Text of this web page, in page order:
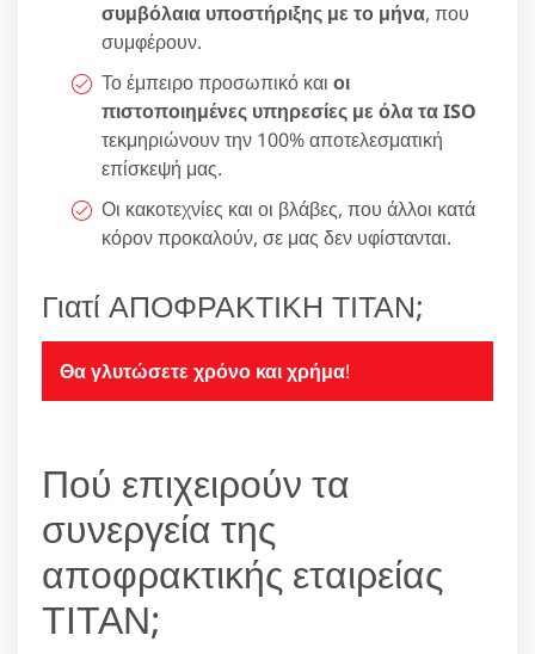
συμβόλαια υποστήριξης με το μήνα, που
συμφέρουν.
Το έμπειρο προσωπικό και οι
πιστοποιημένες υπηρεσίες με όλα τα ISO
τεκμηριώνουν την 100% αποτελεσματική
επίσκεψή μας.
Οι κακοτεχνίες και οι βλάβες, που άλλοι κατά
κόρον προκαλούν, σε μας δεν υφίστανται.
Γιατί ΑΠΟΦΡΑΚΤΙΚΗ ΤΙΤΑΝ;
Θα γλυτώσετε χρόνο και χρήμα!
Πού επιχειρούν τα
συνεργεία της
αποφρακτικής εταιρείας
ΤΙΤΑΝ;